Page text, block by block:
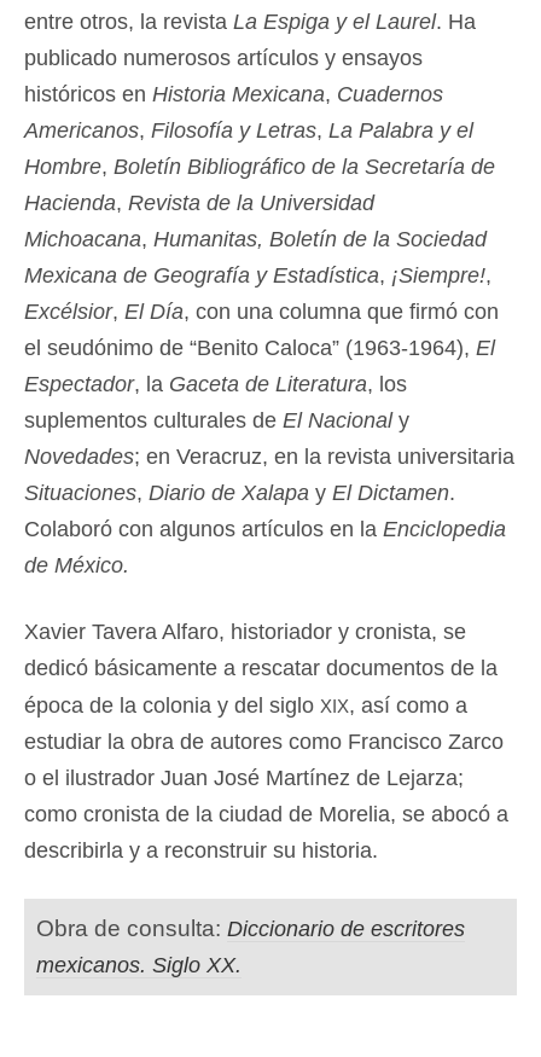
entre otros, la revista La Espiga y el Laurel. Ha
publicado numerosos artículos y ensayos
históricos en Historia Mexicana, Cuadernos
Americanos, Filosofía y Letras, La Palabra y el
Hombre, Boletín Bibliográfico de la Secretaría de
Hacienda, Revista de la Universidad
Michoacana, Humanitas, Boletín de la Sociedad
Mexicana de Geografía y Estadística, ¡Siempre!,
Excélsior, El Día, con una columna que firmó con
el seudónimo de “Benito Caloca” (1963-1964), El
Espectador, la Gaceta de Literatura, los
suplementos culturales de El Nacional y
Novedades; en Veracruz, en la revista universitaria
Situaciones, Diario de Xalapa y El Dictamen.
Colaboró con algunos artículos en la Enciclopedia
de México.
Xavier Tavera Alfaro, historiador y cronista, se
dedicó básicamente a rescatar documentos de la
época de la colonia y del siglo xix, así como a
estudiar la obra de autores como Francisco Zarco
o el ilustrador Juan José Martínez de Lejarza;
como cronista de la ciudad de Morelia, se abocó a
describirla y a reconstruir su historia.
Obra de consulta: Diccionario de escritores
mexicanos. Siglo XX.